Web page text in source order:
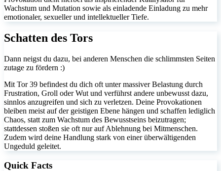
Wachstum und Mutation sowie als einladende Einladung zu mehr
emotionaler, sexueller und intellektueller Tiefe.
Schatten des Tors
Dann neigst du dazu, bei anderen Menschen die schlimmsten Seiten
zutage zu fördern :)
Mit Tor 39 befindest du dich oft unter massiver Belastung durch
Frustration, Groll oder Wut und verführst andere unbewusst dazu,
sinnlos anzugreifen und sich zu verletzen. Deine Provokationen
bleiben meist auf der geistigen Ebene hängen und schaffen lediglich
Chaos, statt zum Wachstum des Bewusstseins beizutragen;
stattdessen stoßen sie oft nur auf Ablehnung bei Mitmenschen.
Zudem wird deine Handlung stark von einer überwältigenden
Ungeduld geleitet.
Quick Facts